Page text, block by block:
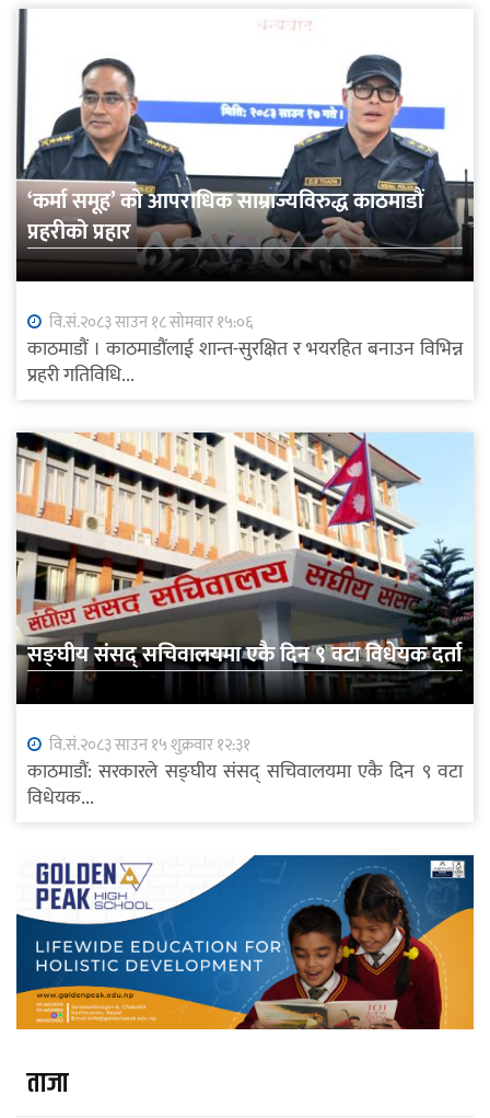
‘कर्मा समूह’ को आपराधिक साम्राज्यविरुद्ध काठमाडौं
प्रहरीको प्रहार
वि.सं.२०८३ साउन १८ सोमवार १५:०६
काठमाडौं । काठमाडौंलाई शान्त-सुरक्षित र भयरहित बनाउन विभिन्न
प्रहरी गतिविधि...
सङ्घीय संसद् सचिवालयमा एकै दिन ९ वटा विधेयक दर्ता
वि.सं.२०८३ साउन १५ शुक्रवार १२:३१
काठमाडौं: सरकारले सङ्घीय संसद् सचिवालयमा एकै दिन ९ वटा
विधेयक...
ताजा